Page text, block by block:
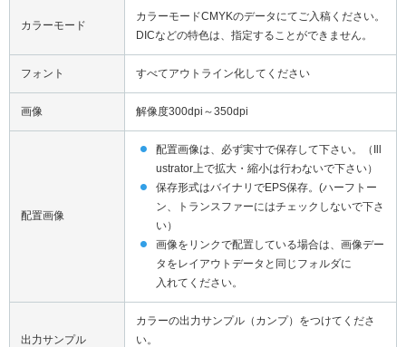
カラーモード
カラーモードCMYKのデータにてご入稿ください。
DICなどの特色は、指定することができません。
フォント すべてアウトライン化してください
画像 解像度300dpi～350dpi
配置画像
配置画像は、必ず実寸で保存して下さい。（Ill
ustrator上で拡大・縮小は行わないで下さい）
保存形式はバイナリでEPS保存。(ハーフトー
ン、トランスファーにはチェックしないで下さ
い）
画像をリンクで配置している場合は、画像デー
タをレイアウトデータと同じフォルダに
入れてください。
出力サンプル
カラーの出力サンプル（カンプ）をつけてくださ
い。